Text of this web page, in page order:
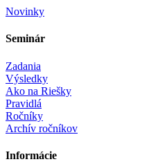
Novinky
Seminár‎
Zadania
Výsledky
Ako na Riešky
Pravidlá
Ročníky
Archív ročníkov
Informácie‎